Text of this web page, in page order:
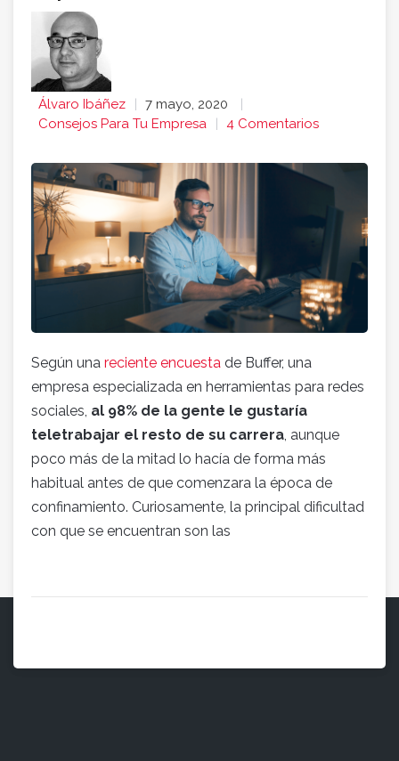
Álvaro Ibáñez
7 mayo, 2020
Consejos Para Tu Empresa
4 Comentarios
Según una reciente encuesta de Buffer, una
empresa especializada en herramientas para redes
sociales, al 98% de la gente le gustaría
teletrabajar el resto de su carrera, aunque
poco más de la mitad lo hacía de forma más
habitual antes de que comenzara la época de
confinamiento. Curiosamente, la principal dificultad
con que se encuentran son las